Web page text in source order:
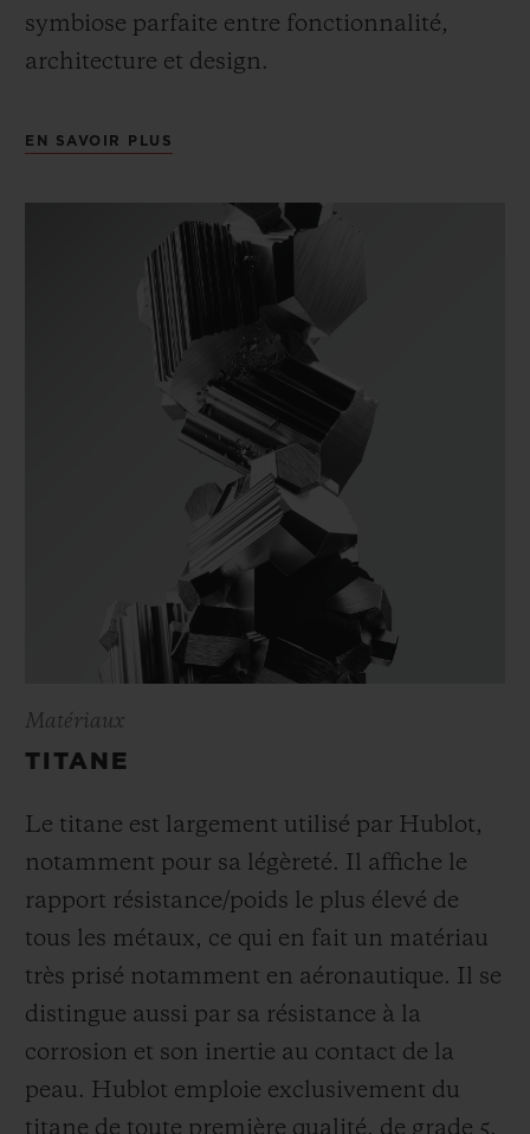
symbiose parfaite entre fonctionnalité,
architecture et design.
EN SAVOIR PLUS
Matériaux
TITANE
Le titane est largement utilisé par Hublot,
notamment pour sa légèreté. Il affiche le
rapport résistance/poids le plus élevé de
tous les métaux, ce qui en fait un matériau
très prisé notamment en aéronautique. Il se
distingue aussi par sa résistance à la
corrosion et son inertie au contact de la
peau. Hublot emploie exclusivement du
titane de toute première qualité, de grade 5,